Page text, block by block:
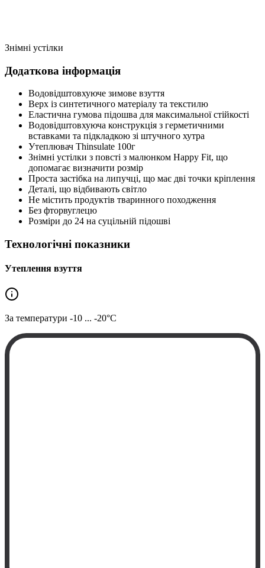
Знімні устілки
Додаткова інформація
Водовідштовхуюче зимове взуття
Верх із синтетичного матеріалу та текстилю
Еластична гумова підошва для максимальної стійкості
Водовідштовхуюча конструкція з герметичними
вставками та підкладкою зі штучного хутра
Утеплювач Thinsulate 100г
Знімні устілки з повсті з малюнком Happy Fit, що
допомагає визначити розмір
Проста застібка на липучці, що має дві точки кріплення
Деталі, що відбивають світло
Не містить продуктів тваринного походження
Без фторвуглецю
Розміри до 24 на суцільній підошві
Технологічні показники
Утеплення взуття
За температури -10 ... -20°C